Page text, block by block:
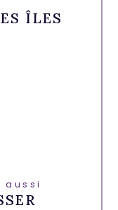
ÎLES
aussi